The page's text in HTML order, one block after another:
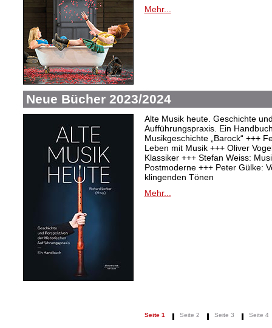
Mehr...
Neue Bücher 2023/2024
Alte Musik heute. Geschichte
Aufführungspraxis. Ein
Musikgeschichte „Barock“ +++
Leben mit Musik +++ Oliver
Klassiker +++ Stefan Weiss:
Postmoderne +++ Peter Gülke:
klingenden Tönen
Mehr...
Seite 1 Seite 2 Seite 3 Seite 4